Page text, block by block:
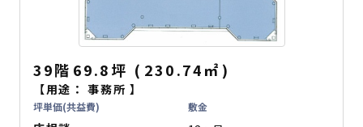
39階 69.8坪 ( 230.74㎡ )
【用途：事務所 】
坪単価(共益費) 敷金